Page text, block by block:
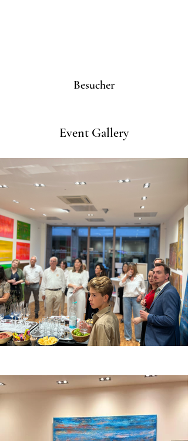
Besucher
Event Gallery